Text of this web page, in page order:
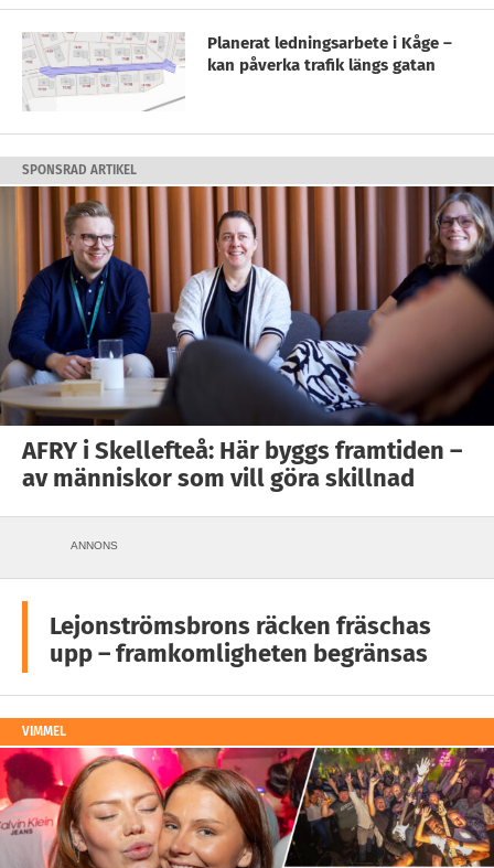
Planerat ledningsarbete i Kåge –
kan påverka trafik längs gatan
SPONSRAD ARTIKEL
AFRY i Skellefteå: Här byggs framtiden –
av människor som vill göra skillnad
ANNONS
Lejonströmsbrons räcken fräschas
upp – framkomligheten begränsas
VIMMEL